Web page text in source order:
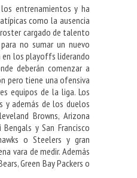
entrenamientos y ha
como la ausencia
cargado de talento
no sumar un nuevo
en los playoffs liderando
deberán comenzar a
pero tiene una ofensiva
equipos de la liga. Los
y además de los duelos
Browns, Arizona
y San Francisco
o Steelers y gran
vara de medir. Además
Green Bay Packers o